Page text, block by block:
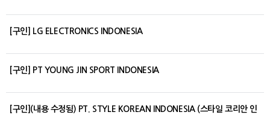
[구인] LG ELECTRONICS INDONESIA
[구인] PT YOUNG JIN SPORT INDONESIA
[구인](내용 수정됨) PT. STYLE KOREAN INDONESIA (스타일 코리안 인